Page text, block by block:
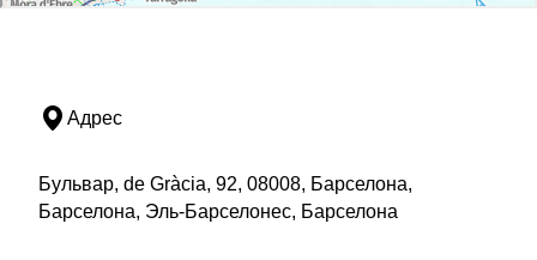
Адрес
Бульвар, de Gràcia, 92, 08008, Барселона,
Барселона, Эль-Барселонес, Барселона